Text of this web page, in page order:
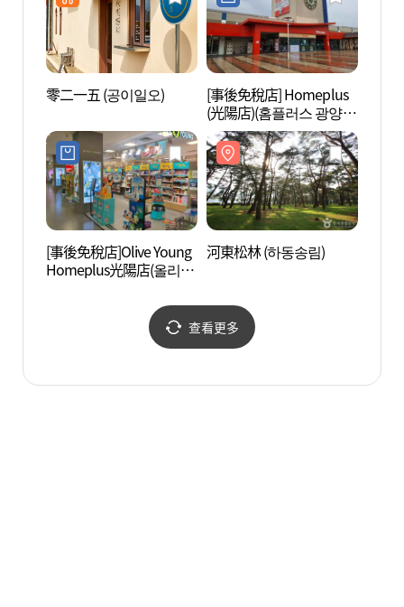
零二一五 (공이일오)
[事後免稅店] Homeplus
(光陽店)(홈플러스 광양
점)
[事後免稅店]Olive Young
Homeplus光陽店(올리브
河東松林 (하동송림)
查看更多